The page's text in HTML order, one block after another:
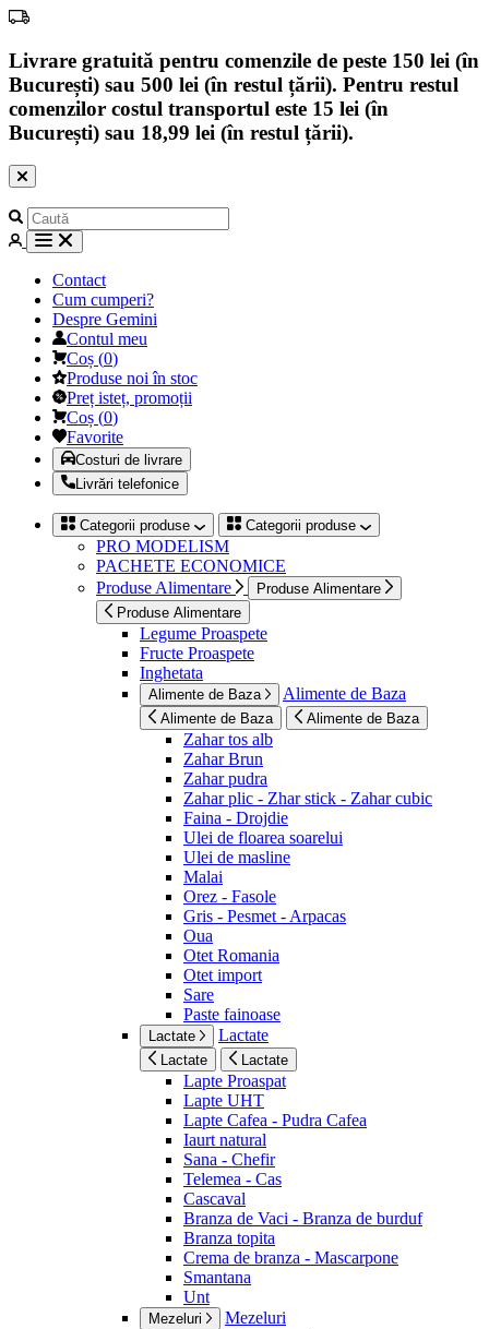
Livrare gratuită pentru comenzile de peste 150 lei (în
București) sau 500 lei (în restul țării). Pentru restul
comenzilor costul transportul este 15 lei (în
București) sau 18,99 lei (în restul țării).
Contact
Cum cumperi?
Despre Gemini
Contul meu
Coș (0)
Produse noi în stoc
Preț isteț, promoții
Coș (0)
Favorite
Costuri de livrare
Livrări telefonice
Categorii produse Categorii produse
PRO MODELISM
PACHETE ECONOMICE
Produse Alimentare
Produse Alimentare
Produse Alimentare
Legume Proaspete
Fructe Proaspete
Inghetata
Alimente de Baza Alimente de Baza
Alimente de Baza Alimente de Baza
Zahar tos alb
Zahar Brun
Zahar pudra
Zahar plic - Zhar stick - Zahar cubic
Faina - Drojdie
Ulei de floarea soarelui
Ulei de masline
Malai
Orez - Fasole
Gris - Pesmet - Arpacas
Oua
Otet Romania
Otet import
Sare
Paste fainoase
Lactate Lactate
Lactate Lactate
Lapte Proaspat
Lapte UHT
Lapte Cafea - Pudra Cafea
Iaurt natural
Sana - Chefir
Telemea - Cas
Cascaval
Branza de Vaci - Branza de burduf
Branza topita
Crema de branza - Mascarpone
Smantana
Unt
Mezeluri Mezeluri